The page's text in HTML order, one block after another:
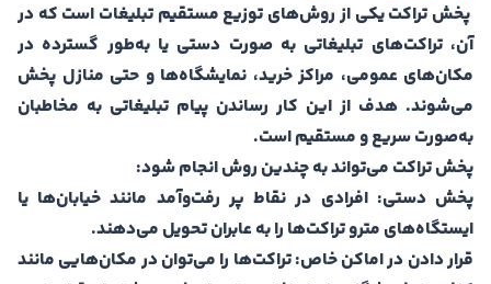
پخش تراکت یکی از روش‌های توزیع مستقیم تبلیغات است که در
آن، تراکت‌های تبلیغاتی به صورت دستی یا به‌طور گسترده در
مکان‌های عمومی، مراکز خرید، نمایشگاه‌ها و حتی منازل پخش
می‌شوند. هدف از این کار رساندن پیام تبلیغاتی به مخاطبان
به‌صورت سریع و مستقیم است.
پخش تراکت می‌تواند به چندین روش انجام شود:
پخش دستی: افرادی در نقاط پر رفت‌وآمد مانند خیابان‌ها یا
ایستگاه‌های مترو تراکت‌ها را به عابران تحویل می‌دهند.
قرار دادن در اماکن خاص: تراکت‌ها را می‌توان در مکان‌هایی مانند